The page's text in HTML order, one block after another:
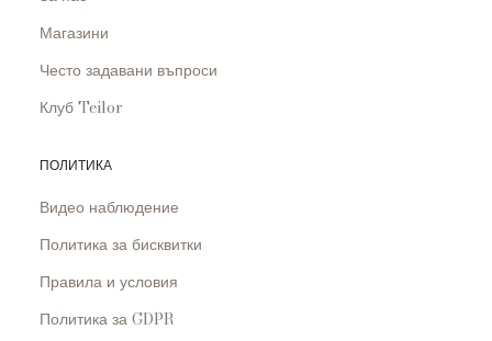
Магазини
Често задавани въпроси
Клуб Teilor
ПОЛИТИКА
Видео наблюдение
Политика за бисквитки
Правила и условия
Политика за GDPR